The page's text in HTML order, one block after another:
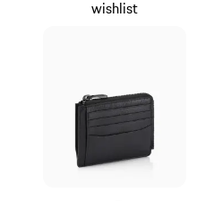
wishlist